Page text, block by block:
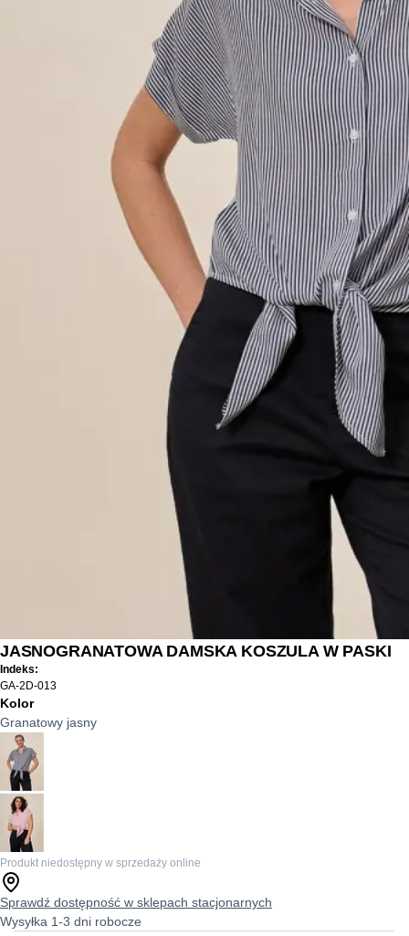
JASNOGRANATOWA DAMSKA KOSZULA W PASKI
Indeks:
GA-2D-013
Kolor
Granatowy jasny
Produkt niedostępny w sprzedaży online
Sprawdź dostępność w sklepach stacjonarnych
Wysyłka 1-3 dni robocze